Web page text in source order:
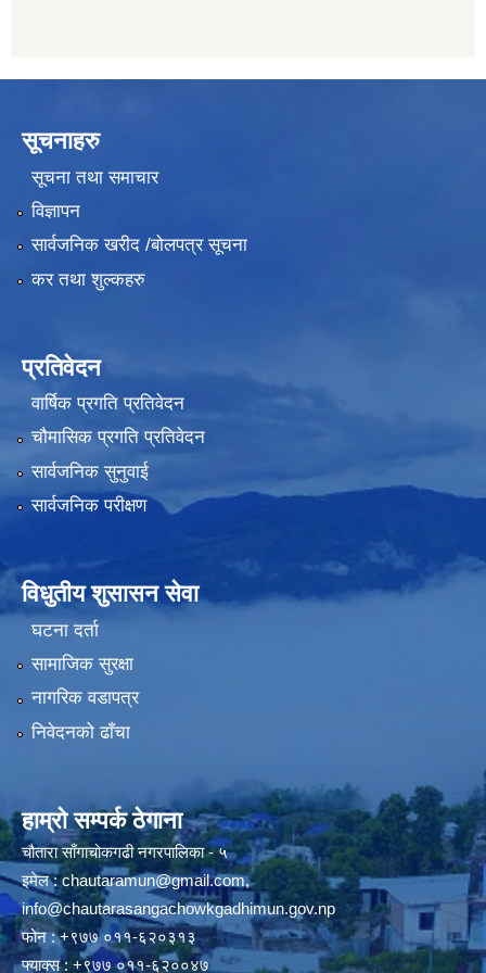
सूचनाहरु
सूचना तथा समाचार
विज्ञापन
सार्वजनिक खरीद /बोलपत्र सूचना
कर तथा शुल्कहरु
प्रतिवेदन
वार्षिक प्रगति प्रतिवेदन
चौमासिक प्रगति प्रतिवेदन
सार्वजनिक सुनुवाई
सार्वजनिक परीक्षण
विधुतीय शुसासन सेवा
घटना दर्ता
सामाजिक सुरक्षा
नागरिक वडापत्र
निवेदनको ढाँचा
हाम्रो सम्पर्क ठेगाना
चौतारा साँगाचोकगढी नगरपालिका - ५
इमेल :chautaramun@gmail.com,
info@chautarasangachowkgadhimun.gov.np
फोन : +९७७ ०११-६२०३१३
फ्याक्स : +९७७ ०११-६२००४७